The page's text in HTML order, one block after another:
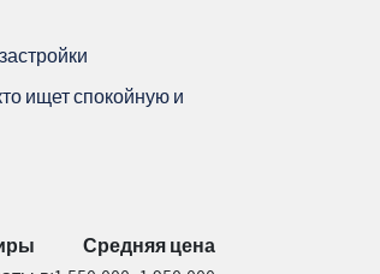
ищет спокойную и
Средняя цена